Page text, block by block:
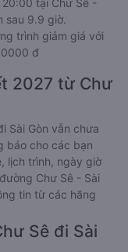
tại Chư Sê -
sau 9.9 giờ.
trình giảm giá với
đ
2027 từ Chư
Sài Gòn vẫn chưa
báo cho các bạn
lịch trình, ngày giờ
Chư Sê - Sài
tin từ các hãng
Sê đi Sài